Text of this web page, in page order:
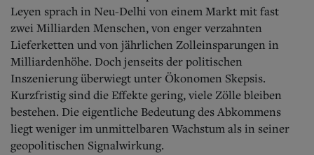
Aktuelle Ausgabe
Abonnenten-Login
Abonnent werden
Abo Prämien
Archiv
Mediadaten
Kontakt
Impressum
Leyen sprach in Neu-Delhi von einem Markt mit fast
zwei Milliarden Menschen, von enger verzahnten
Lieferketten und von jährlichen Zolleinsparungen in
Milliardenhöhe. Doch jenseits der politischen
Inszenierung überwiegt unter Ökonomen Skepsis.
Kurzfristig sind die Effekte gering, viele Zölle bleiben
bestehen. Die eigentliche Bedeutung des Abkommens
liegt weniger im unmittelbaren Wachstum als in seiner
geopolitischen Signalwirkung.